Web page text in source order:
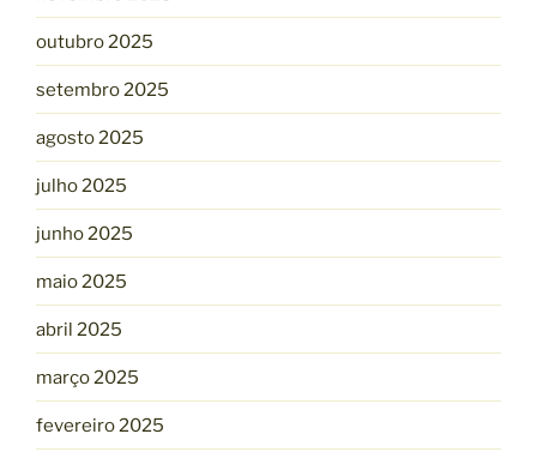
outubro 2025
setembro 2025
agosto 2025
julho 2025
junho 2025
maio 2025
abril 2025
março 2025
fevereiro 2025